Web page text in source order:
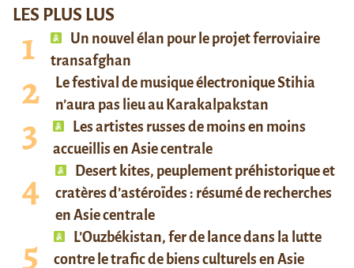
LES PLUS LUS
Un nouvel élan pour le projet ferroviaire
transafghan
Le festival de musique électronique Stihia
n’aura pas lieu au Karakalpakstan
Les artistes russes de moins en moins
accueillis en Asie centrale
Desert kites, peuplement préhistorique et
cratères d’astéroïdes : résumé de recherches
en Asie centrale
L’Ouzbékistan, fer de lance dans la lutte
contre le trafic de biens culturels en Asie